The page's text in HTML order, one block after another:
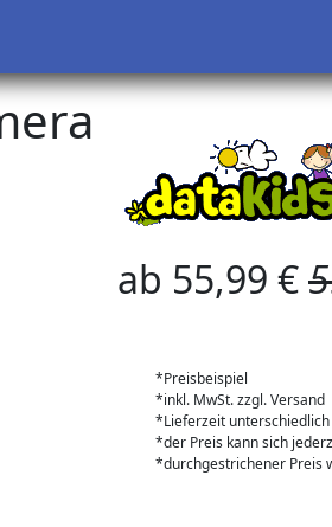
ab 55,99 €
*Preisbeispiel
*inkl. MwSt. zzgl. Versand
*Lieferzeit
*der Preis kann sich
*durchgestrichener Preis